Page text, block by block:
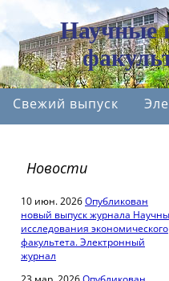
Научные
Свежий выпуск
Новости
10 июн. 2026Опубликован
новый выпуск журнала
исследования экономического
факультета. Электронный
журнал